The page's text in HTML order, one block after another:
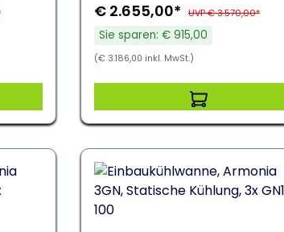
€ 2.655,00* UVP € 3.570,00*
Sie sparen: € 915,00
(€ 3.186,00 inkl. MwSt.)